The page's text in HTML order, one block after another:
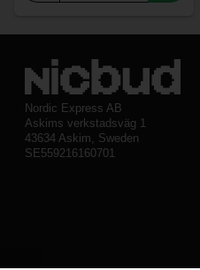
Nordic Express AB
Askims verkstadsväg 1
43634 Askim, Sweden
SE559216160701